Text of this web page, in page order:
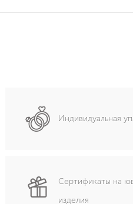
Индивидуальная
Сертификаты на
изделия